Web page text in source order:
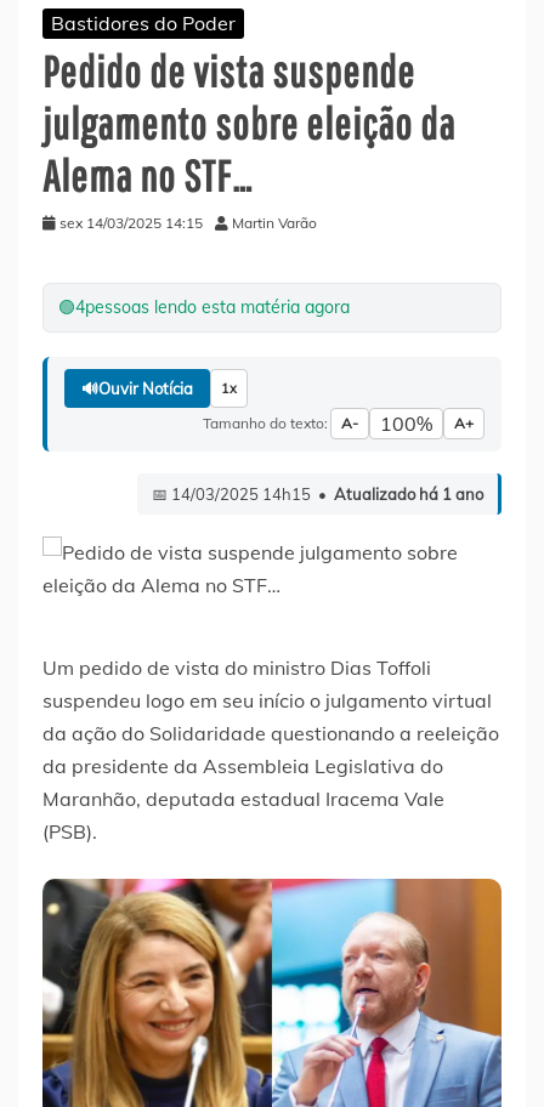
Bastidores do Poder
Pedido de vista suspende
julgamento sobre eleição da
Alema no STF…
sex 14/03/2025 14:15 Martin Varão
🟢4pessoas lendo esta matéria agora
🔊Ouvir Notícia 1x
Tamanho do texto: A- 100% A+
📅 14/03/2025 14h15 • Atualizado há 1 ano
Um pedido de vista do ministro Dias Toffoli
suspendeu logo em seu início o julgamento virtual
da ação do Solidaridade questionando a reeleição
da presidente da Assembleia Legislativa do
Maranhão, deputada estadual Iracema Vale
(PSB).